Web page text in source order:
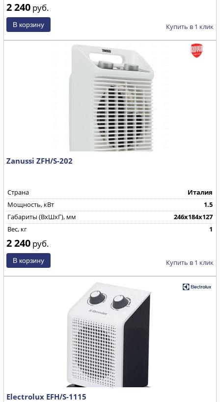
2 240 руб.
Купить в 1 клик
Zanussi ZFH/S-202
Страна
Италия
Мощность, кВт
1.5
Габариты (ВхШхГ), мм
246x184x127
Вес, кг
1
2 240 руб.
Купить в 1 клик
Electrolux EFH/S-1115